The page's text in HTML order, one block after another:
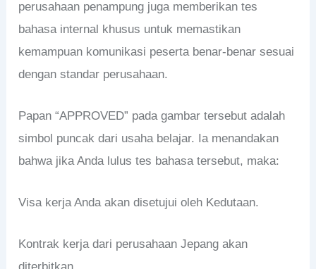
perusahaan penampung juga memberikan tes
bahasa internal khusus untuk memastikan
kemampuan komunikasi peserta benar-benar sesuai
dengan standar perusahaan.
Papan “APPROVED” pada gambar tersebut adalah
simbol puncak dari usaha belajar. Ia menandakan
bahwa jika Anda lulus tes bahasa tersebut, maka:
Visa kerja Anda akan disetujui oleh Kedutaan.
Kontrak kerja dari perusahaan Jepang akan